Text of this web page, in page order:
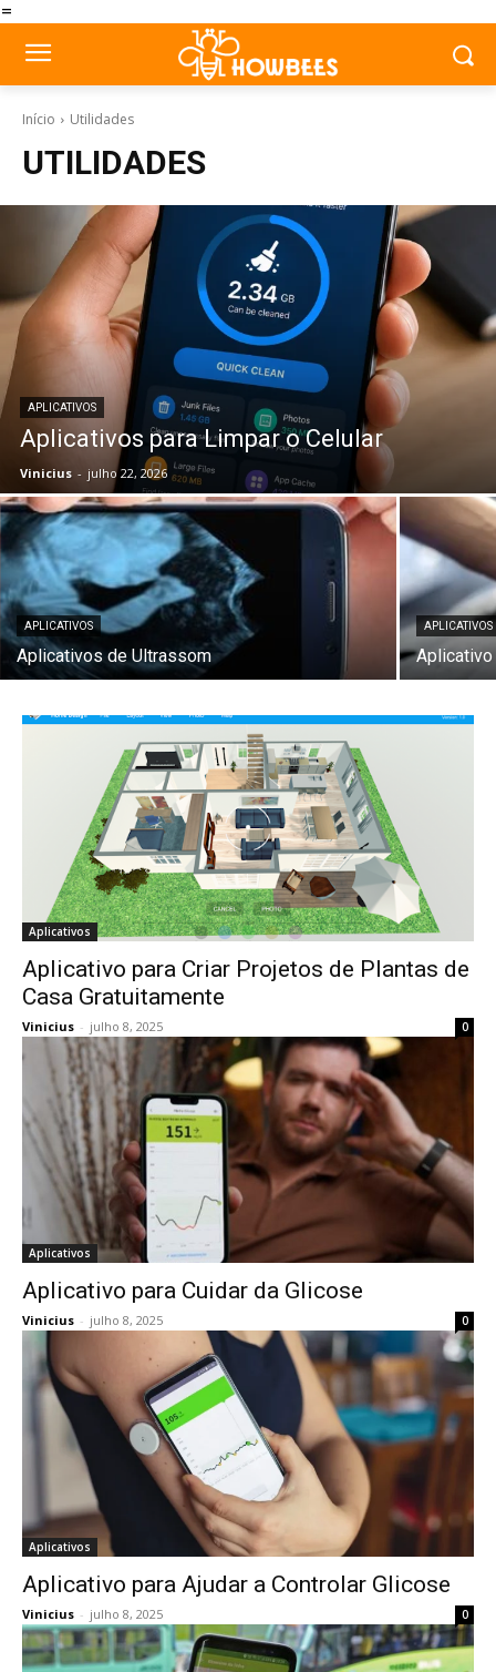
=
Início Utilidades
UTILIDADES
APLICATIVOS
Aplicativos para Limpar o Celular
Vinicius - julho 22, 2026
APLICATIVOS
Aplicativos de Ultrassom
APLICATIVOS
Aplicativo
Aplicativos
Aplicativo para Criar Projetos de Plantas de
Casa Gratuitamente
Vinicius - julho 8, 2025 0
Aplicativos
Aplicativo para Cuidar da Glicose
Vinicius - julho 8, 2025 0
Aplicativos
Aplicativo para Ajudar a Controlar Glicose
Vinicius - julho 8, 2025 0